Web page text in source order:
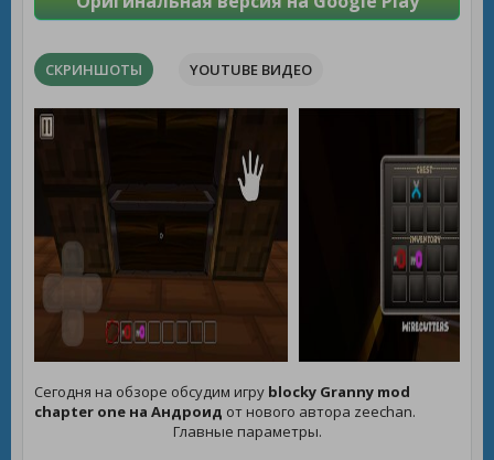
СКРИНШОТЫ YOUTUBE ВИДЕО
Сегодня на обзоре обсудим игру blocky Granny mod
chapter one на Андроид от нового автора zeechan.
Главные параметры.